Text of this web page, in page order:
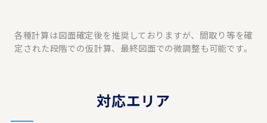
各種計算は図面確定後を推奨しておりますが、間取り等を確
定された段階での仮計算、最終図面での微調整も可能です。
対応エリア